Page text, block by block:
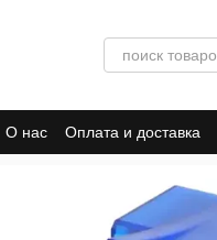
О нас Оплата и доставка